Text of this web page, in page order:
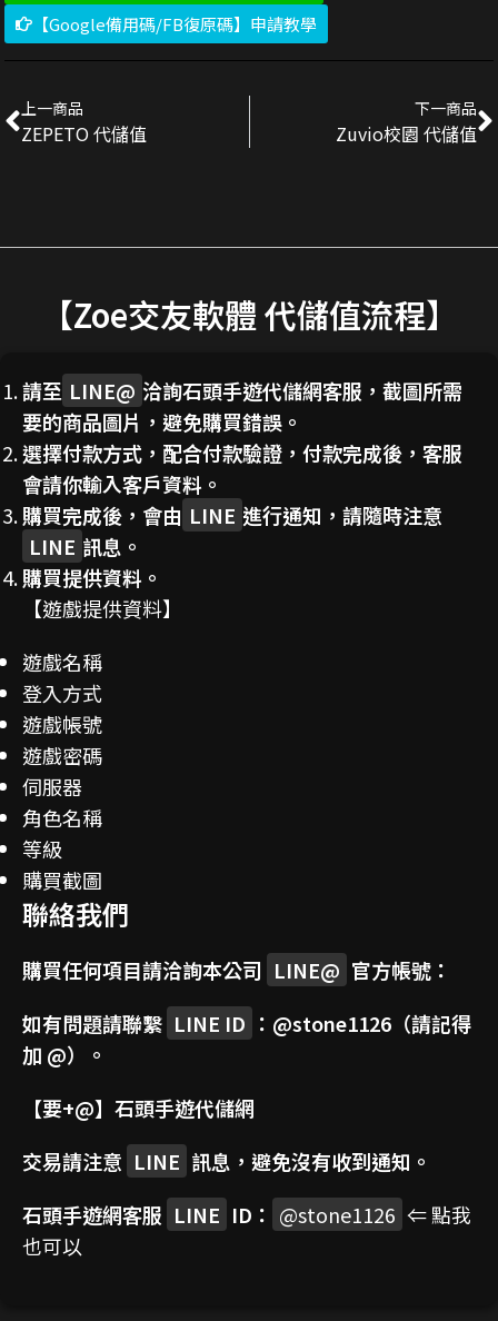
【Google備用碼/FB復原碼】申請教學
上一商品
ZEPETO 代儲值
下一商品
Zuvio校園 代儲值
【Zoe交友軟體 代儲值流程】
請至 LINE@ 洽詢石頭手遊代儲網客服，截圖所需
要的商品圖片，避免購買錯誤。
選擇付款方式，配合付款驗證，付款完成後，客服
會請你輸入客戶資料。
購買完成後，會由 LINE 進行通知，請隨時注意
LINE 訊息。
購買提供資料。
【遊戲提供資料】
遊戲名稱
登入方式
遊戲帳號
遊戲密碼
伺服器
角色名稱
等級
購買截圖
聯絡我們
購買任何項目請洽詢本公司 LINE@ 官方帳號：
如有問題請聯繫 LINE ID ： @stone1126 （請記得
加 @）。
【要+@】 石頭手遊代儲網
交易請注意 LINE 訊息，避免沒有收到通知。
石頭手遊網客服 LINE ID： @stone1126 ⇐ 點我
也可以